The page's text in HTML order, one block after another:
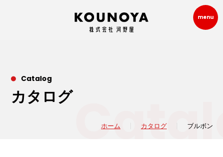
menu
Catalog
カタログ
ホーム カタログ ブルボン